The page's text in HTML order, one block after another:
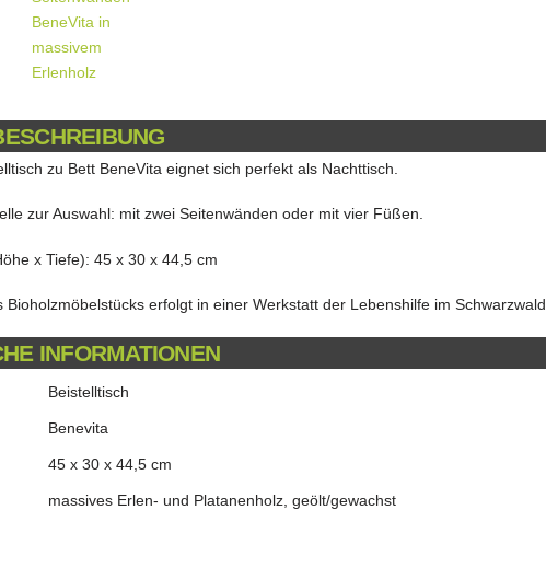
zu Bett BeneVita eignet sich perfekt als Nachttisch.
zur Auswahl: mit zwei Seitenwänden oder mit vier Füßen.
x Tiefe): 45 x 30 x 44,5 cm
Bioholzmöbelstücks erfolgt in einer Werkstatt der Lebenshilfe im Schwarzwald.
INFORMATIONEN
Beistelltisch
Benevita
45 x 30 x 44,5 cm
massives Erlen- und Platanenholz, geölt/gewachst